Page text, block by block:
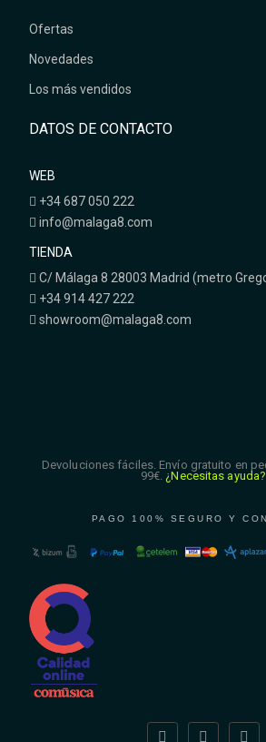
Ofertas
Novedades
Los más vendidos
DATOS DE CONTACTO
WEB
+34 687 050 222
info@malaga8.com
TIENDA
C/ Málaga 8 28003 Madrid (metro
+34 914 427 222
showroom@malaga8.com
Devoluciones fáciles. Envío gratuito en
99€. ¿Necesitas ayuda?
PAGO 100% SEGURO Y